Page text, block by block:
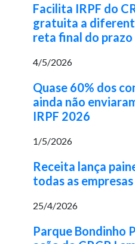
Facilita IRPF do
gratuita a
reta final do prazo
4/5/2026
Quase 60% dos
ainda não
IRPF 2026
1/5/2026
Receita lança
todas as
25/4/2026
Parque Bondinho